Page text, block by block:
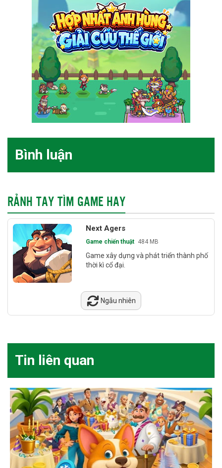
Bình luận
RẢNH TAY TÌM GAME HAY
Next Agers
Game chiến thuật 484 MB
Game xây dựng và phát triển thành phố
thời kì cổ đại.
Ngẫu nhiên
Tin liên quan